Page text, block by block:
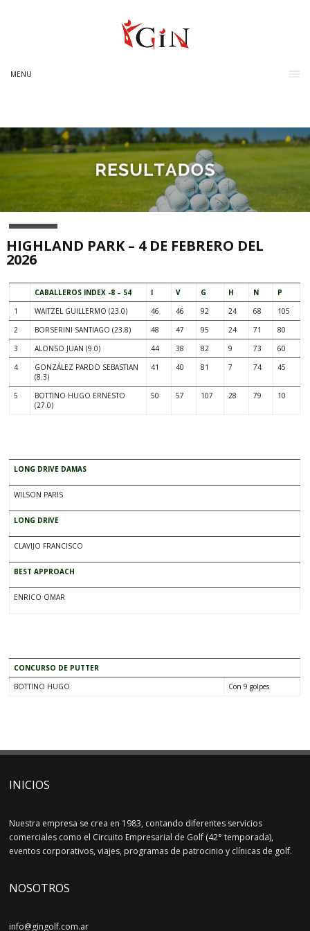
MENU
HIGHLAND PARK – 4 DE FEBRERO DEL
2026
CABALLEROS INDEX -8 – 54 I V G H N
P
1
WAITZEL GUILLERMO (23.0) 46 46 92 24 68
105
2
BORSERINI SANTIAGO (23.8) 48 47 95 24 71
80
3
ALONSO JUAN (9.0) 44 38 82 9 73
60
4
GONZÁLEZ PARDO SEBASTIAN
(8.3)
41 40 81 7 74 45
5
BOTTINO HUGO ERNESTO
(27.0)
50 57 107 28 79 10
LONG DRIVE DAMAS
WILSON PARIS
LONG DRIVE
CLAVIJO FRANCISCO
BEST APPROACH
ENRICO OMAR
CONCURSO DE PUTTER
BOTTINO HUGO
Con 9 golpes
INICIOS
Nuestra empresa se crea en 1983, contando diferentes servicios
comerciales como el Circuito Empresarial de Golf (42° temporada),
eventos corporativos, viajes, programas de patrocinio y clínicas de golf.
NOSOTROS
info@gingolf.com.ar